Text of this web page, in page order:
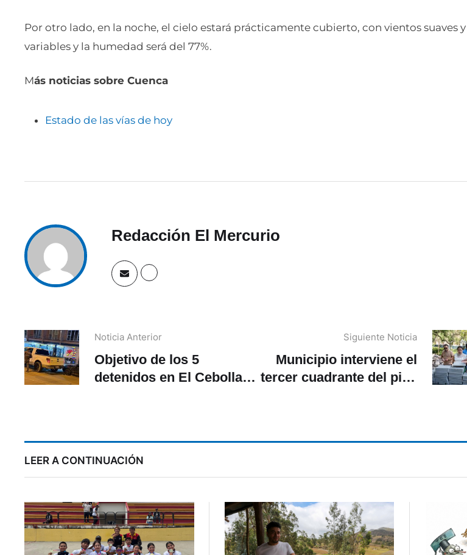
Por otro lado, en la noche, el cielo estará prácticamente cubierto, con vientos suaves y
variables y la humedad será del 77%.
Más noticias sobre Cuenca
Estado de las vías de hoy
Redacción El Mercurio
Noticia Anterior
Objetivo de los 5
detenidos en El Cebollar
Siguiente Noticia
Municipio interviene el
tercer cuadrante del piso
LEER A CONTINUACIÓN